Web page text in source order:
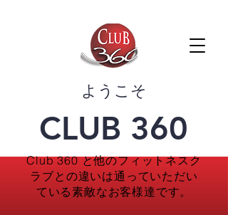
​ようこそ
CLUB 360
Club 360 と他のフィットネスク
ラブとの違いは通っていただい
ている素敵なお客様達です。